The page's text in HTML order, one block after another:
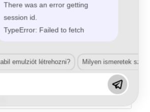
There was an error getting
session id.
TypeError: Failed to fetch
emulziót létrehozni? Milyen ismeretek